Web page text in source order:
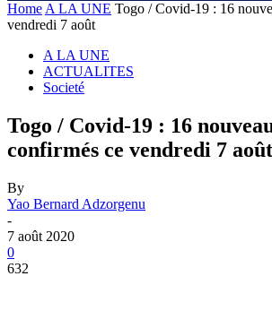
Home A LA UNE Togo / Covid-19 : 16
vendredi 7 août
A LA UNE
ACTUALITES
Societé
Togo / Covid-19 : 16
confirmés ce vendredi 7 août
By
Yao Bernard Adzorgenu
-
7 août 2020
0
632